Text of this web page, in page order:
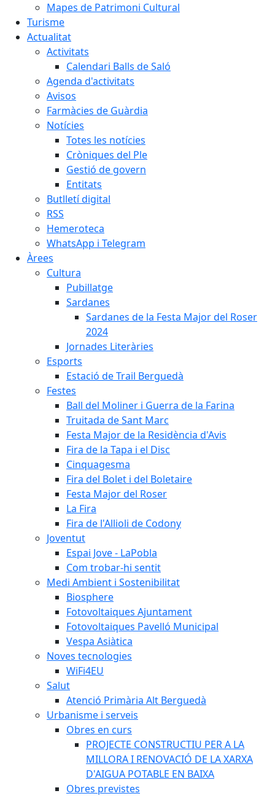
Mapes de Patrimoni Cultural
Turisme
Actualitat
Activitats
Calendari Balls de Saló
Agenda d'activitats
Avisos
Farmàcies de Guàrdia
Notícies
Totes les notícies
Cròniques del Ple
Gestió de govern
Entitats
Butlletí digital
RSS
Hemeroteca
WhatsApp i Telegram
Àrees
Cultura
Pubillatge
Sardanes
Sardanes de la Festa Major del Roser
2024
Jornades Literàries
Esports
Estació de Trail Berguedà
Festes
Ball del Moliner i Guerra de la Farina
Truitada de Sant Marc
Festa Major de la Residència d'Avis
Fira de la Tapa i el Disc
Cinquagesma
Fira del Bolet i del Boletaire
Festa Major del Roser
La Fira
Fira de l'Allioli de Codony
Joventut
Espai Jove - LaPobla
Com trobar-hi sentit
Medi Ambient i Sostenibilitat
Biosphere
Fotovoltaiques Ajuntament
Fotovoltaiques Pavelló Municipal
Vespa Asiàtica
Noves tecnologies
WiFi4EU
Salut
Atenció Primària Alt Berguedà
Urbanisme i serveis
Obres en curs
PROJECTE CONSTRUCTIU PER A LA
MILLORA I RENOVACIÓ DE LA XARXA
D'AIGUA POTABLE EN BAIXA
Obres previstes